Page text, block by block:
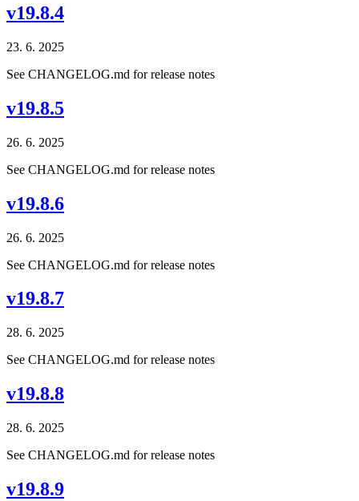
v19.8.4
23. 6. 2025
See CHANGELOG.md for release notes
v19.8.5
26. 6. 2025
See CHANGELOG.md for release notes
v19.8.6
26. 6. 2025
See CHANGELOG.md for release notes
v19.8.7
28. 6. 2025
See CHANGELOG.md for release notes
v19.8.8
28. 6. 2025
See CHANGELOG.md for release notes
v19.8.9